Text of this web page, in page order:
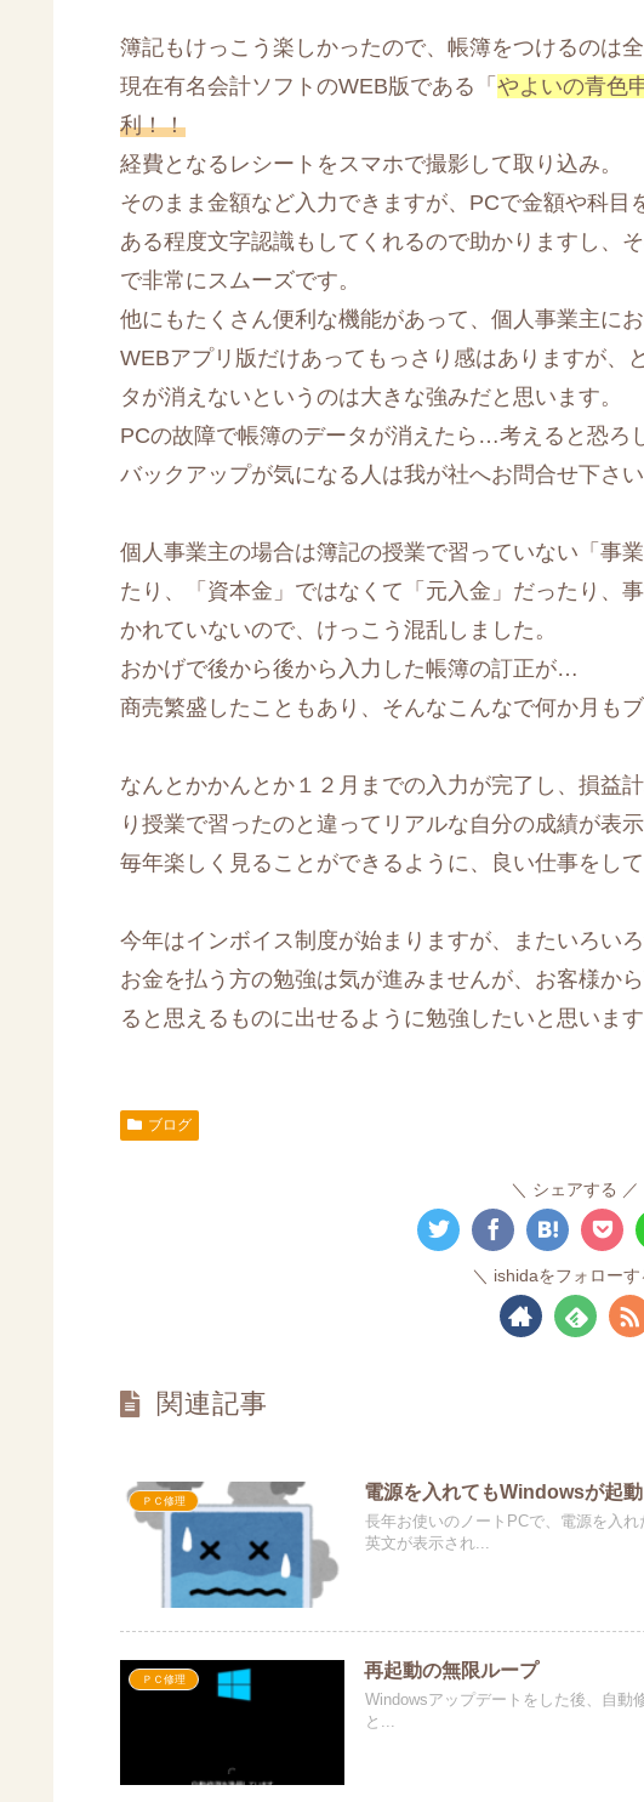
簿記もけっこう楽しかったので、帳簿をつけるのは
現在有名会計ソフトのWEB版である「 やよいの青色
利！！
経費となるレシートをスマホで撮影して取り込み。
そのまま金額など入力できますが、PCで金額や科目
ある程度文字認識もしてくれるので助かりますし、
で非常にスムーズです。
他にもたくさん便利な機能があって、個人事業主に
WEBアプリ版だけあってもっさり感はありますが、
タが消えないというのは大きな強みだと思います。
PCの故障で帳簿のデータが消えたら…考えると恐ろ
バックアップが気になる人は我が社へお問合せ下さい
個人事業主の場合は簿記の授業で習っていない「事
たり、「資本金」ではなくて「元入金」だったり、
かれていないので、けっこう混乱しました。
おかげで後から後から入力した帳簿の訂正が…
商売繁盛したこともあり、そんなこんなで何か月も
なんとかかんとか１２月までの入力が完了し、損益
り授業で習ったのと違ってリアルな自分の成績が表
毎年楽しく見ることができるように、良い仕事をし
今年はインボイス制度が始まりますが、またいろい
お金を払う方の勉強は気が進みませんが、お客様か
ると思えるものに出せるように勉強したいと思います
ブログ
シェアする
ishidaをフォローす
関連記事
ＰＣ修理 電源を入れてもWindowsが起
長年お使いのノートPCで、電源を入
英文が表示され...
ＰＣ修理 再起動の無限ループ
Windowsアップデートをした後、自動
と...